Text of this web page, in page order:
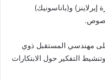
و(باناسونيك)
مهندسي المستقبل ذوي
التفكير حول الابتكارات